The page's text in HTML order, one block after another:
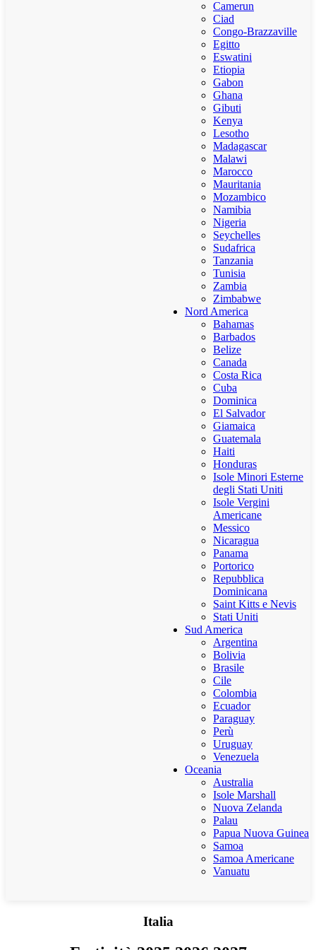
Camerun
Ciad
Congo-Brazzaville
Egitto
Eswatini
Etiopia
Gabon
Ghana
Gibuti
Kenya
Lesotho
Madagascar
Malawi
Marocco
Mauritania
Mozambico
Namibia
Nigeria
Seychelles
Sudafrica
Tanzania
Tunisia
Zambia
Zimbabwe
Nord America
Bahamas
Barbados
Belize
Canada
Costa Rica
Cuba
Dominica
El Salvador
Giamaica
Guatemala
Haiti
Honduras
Isole Minori Esterne
degli Stati Uniti
Isole Vergini
Americane
Messico
Nicaragua
Panama
Portorico
Repubblica
Dominicana
Saint Kitts e Nevis
Stati Uniti
Sud America
Argentina
Bolivia
Brasile
Cile
Colombia
Ecuador
Paraguay
Perù
Uruguay
Venezuela
Oceania
Australia
Isole Marshall
Nuova Zelanda
Palau
Papua Nuova Guinea
Samoa
Samoa Americane
Vanuatu
Italia